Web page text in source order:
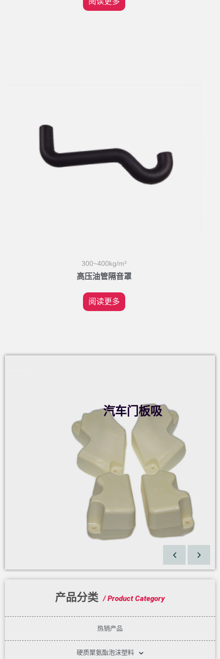
300~400kg/m³
高压油管隔音罩
阅读更多
汽车门板吸
产品分类 / Product Category
热销产品
硬质聚氨酯泡沫塑料